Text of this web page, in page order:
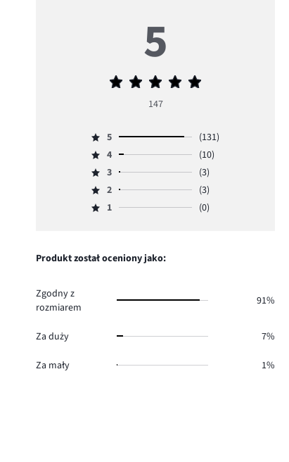
5
Średnia
5
147
Ocena
5,
ilość
głosów
5
(131)
Ocena
4,
ilość
głosów
4
(10)
Ocena
3,
ilość
3
(3)
Ocena
2,
3.
2
(3)
Ocena
głosów
1 (0)
Produkt został oceniony jako:
Zgodny z
rozmiarem
91%
Za duży 7%
Za mały 1%